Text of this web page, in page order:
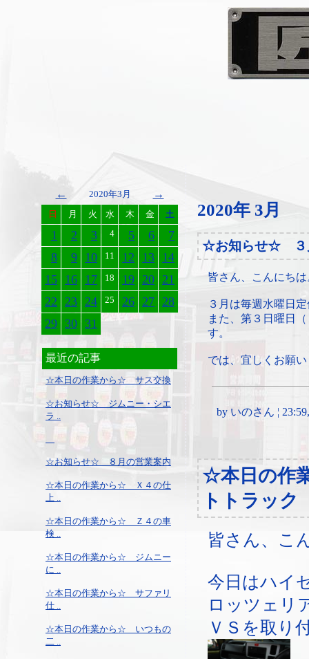
← 2020年3月 →
日 月 火 水 木 金 土
1 2 3 4 5 6
7
8
9 10 11 12 13 14
15 16 17 18 19 20 21
22 23 24 25 26 27 28
29 30 31
最近の記事
☆本日の作業から☆ サス交換
☆お知らせ☆ ジムニー・シエ
ラ ..
☆お知らせ☆ ８月の営業案内
☆本日の作業から☆ Ｘ４の仕
上 ..
☆本日の作業から☆ Ｚ４の車
検 ..
☆本日の作業から☆ ジムニー
に ..
☆本日の作業から☆ サファリ
仕 ..
☆本日の作業から☆ いつもの
二 ..
2020年 3月
☆お知らせ☆ ３
皆さん、こんにちは
３月は毎週水曜日
また、第３日曜日
す。
では、宜しくお願
by いのさん ¦
☆本日の作
トトラック
皆さん、こ
今日はハイ
ロッツェリ
ＶＳを取り